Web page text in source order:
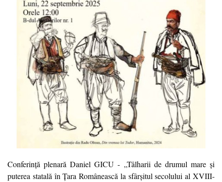
Conferință plenară Daniel GICU - „Tâlharii de drumul mare și
puterea statală în Țara Românească la sfârșitul secolului al XVIII-